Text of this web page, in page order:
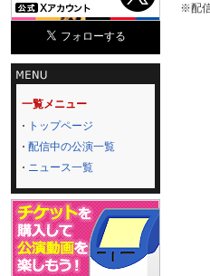
一覧メニュー
トップページ
配信中の公演一覧
ニュース一覧
※配